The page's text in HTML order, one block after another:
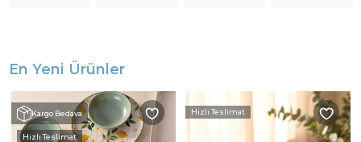
En Yeni Ürünler
Kargo Bedava
Hızlı Teslimat
Hızlı Teslimat